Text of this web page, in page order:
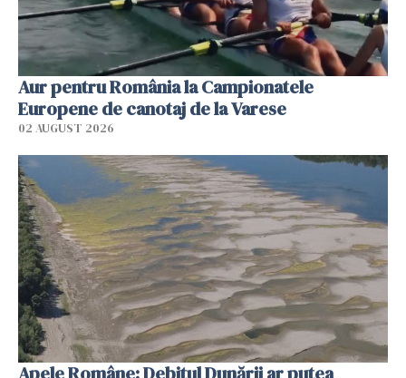
Aur pentru România la Campionatele
Europene de canotaj de la Varese
02 AUGUST 2026